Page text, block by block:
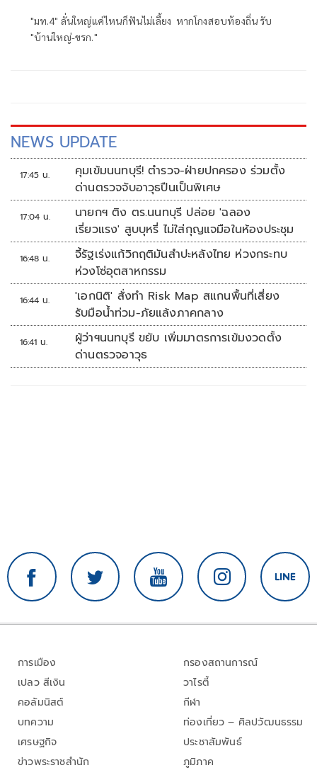
"มท.4" ลั่นใหญ่แค่ไหนก็ฟันไม่เลี้ยง หากโกงสอบท้องถิ่น รับ
"บ้านใหญ่-ขรก."
NEWS UPDATE
17:45 น.
คุมเข้มนนทบุรี! ตำรวจ-ฝ่ายปกครอง ร่วมตั้ง
ด่านตรวจจับอาวุธปืนเป็นพิเศษ
17:04 น.
นายกฯ ติง ตร.นนทบุรี ปล่อย 'ฉลอง
เรี่ยวแรง' สูบบุหรี่ ไม่ใส่กุญแจมือในห้องประชุม
16:48 น.
จี้รัฐเร่งแก้วิกฤติมันสำปะหลังไทย ห่วงกระทบ
ห่วงโซ่อุตสาหกรรม
16:44 น.
'เอกนิติ' สั่งทำ Risk Map สแกนพื้นที่เสี่ยง
รับมือน้ำท่วม-ภัยแล้งภาคกลาง
16:41 น.
ผู้ว่าฯนนทบุรี ขยับ เพิ่มมาตรการเข้มงวดตั้ง
ด่านตรวจอาวุธ
การเมือง
เปลว สีเงิน
คอลัมนิสต์
บทความ
เศรษฐกิจ
ข่าวพระราชสำนัก
กรองสถานการณ์
วาไรตี้
กีฬา
ท่องเที่ยว – ศิลปวัฒนธรรม
ประชาสัมพันธ์
ภูมิภาค